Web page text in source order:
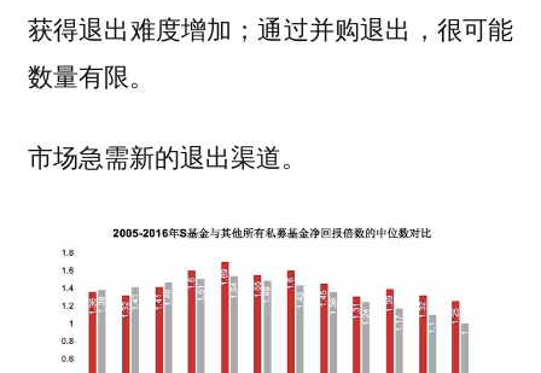
获得退出难度增加；通过并购退出，很可能
数量有限。
市场急需新的退出渠道。